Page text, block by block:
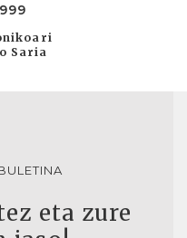
Saria
eta zure